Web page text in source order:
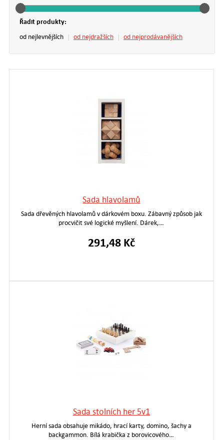
Řadit produkty:
od nejlevnějších | od nejdražších | od nejprodávanějších
Sada hlavolamů
Sada dřevěných hlavolamů v dárkovém boxu. Zábavný způsob jak
procvičit své logické myšlení. Dárek,…
291,48 Kč
Sada stolních her 5v1
Herní sada obsahuje mikádo, hrací karty, domino, šachy a
backgammon. Bílá krabička z borovicového…